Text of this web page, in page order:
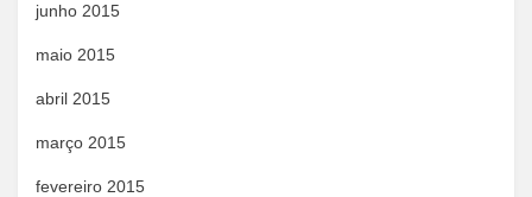
junho 2015
maio 2015
abril 2015
março 2015
fevereiro 2015